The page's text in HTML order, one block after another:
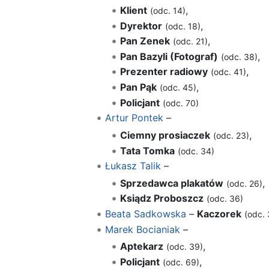
Klient (odc. 14),
Dyrektor (odc. 18),
Pan Zenek (odc. 21),
Pan Bazyli (Fotograf) (odc. 38),
Prezenter radiowy (odc. 41),
Pan Pąk (odc. 45),
Policjant (odc. 70)
Artur Pontek–
Ciemny prosiaczek (odc. 23),
Tata Tomka (odc. 34)
Łukasz Talik–
Sprzedawca plakatów (odc. 26),
Ksiądz Proboszcz (odc. 36)
Beata Sadkowska – Kaczorek (odc.
Marek Bocianiak –
Aptekarz (odc. 39),
Policjant (odc. 69),